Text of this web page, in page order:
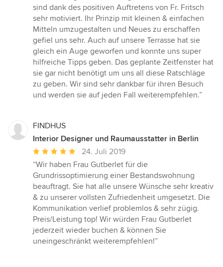
sind dank des positiven Auftretens von Fr. Fritsch
sehr motiviert. Ihr Prinzip mit kleinen & einfachen
Mitteln umzugestalten und Neues zu erschaffen
gefiel uns sehr. Auch auf unsere Terrasse hat sie
gleich ein Auge geworfen und konnte uns super
hilfreiche Tipps geben. Das geplante Zeitfenster hat
sie gar nicht benötigt um uns all diese Ratschläge
zu geben. Wir sind sehr dankbar für ihren Besuch
und werden sie auf jeden Fall weiterempfehlen.”
FINDHUS
Interior Designer und Raumausstatter in Berlin
Durchschnittliche
Bewertung:
5
von
5
Sternen
24. Juli 2019
“Wir haben Frau Gutberlet für die
Grundrissoptimierung einer Bestandswohnung
beauftragt. Sie hat alle unsere Wünsche sehr kreativ
& zu unserer vollsten Zufriedenheit umgesetzt. Die
Kommunikation verlief problemlos & sehr zügig.
Preis/Leistung top! Wir würden Frau Gutberlet
jederzeit wieder buchen & können Sie
uneingeschränkt weiterempfehlen!”